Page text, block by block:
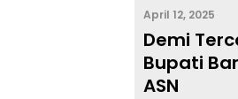
April 12, 2025
Demi
Bupati
ASN